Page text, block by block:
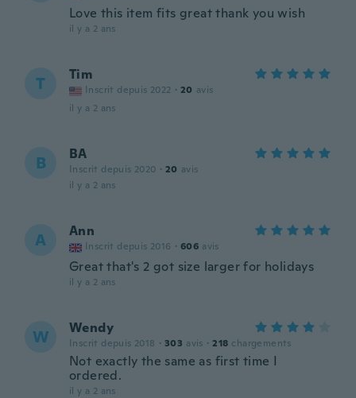
Love this item fits great thank you wish
il y a 2 ans
T Tim
Inscrit depuis 2022 · 20 avis
il y a 2 ans
B BA
Inscrit depuis 2020 · 20 avis
il y a 2 ans
A Ann
Inscrit depuis 2016 · 606 avis
Great that's 2 got size larger for holidays
il y a 2 ans
W Wendy
Inscrit depuis 2018 · 303 avis · 218 chargements
Not exactly the same as first time I
ordered.
il y a 2 ans